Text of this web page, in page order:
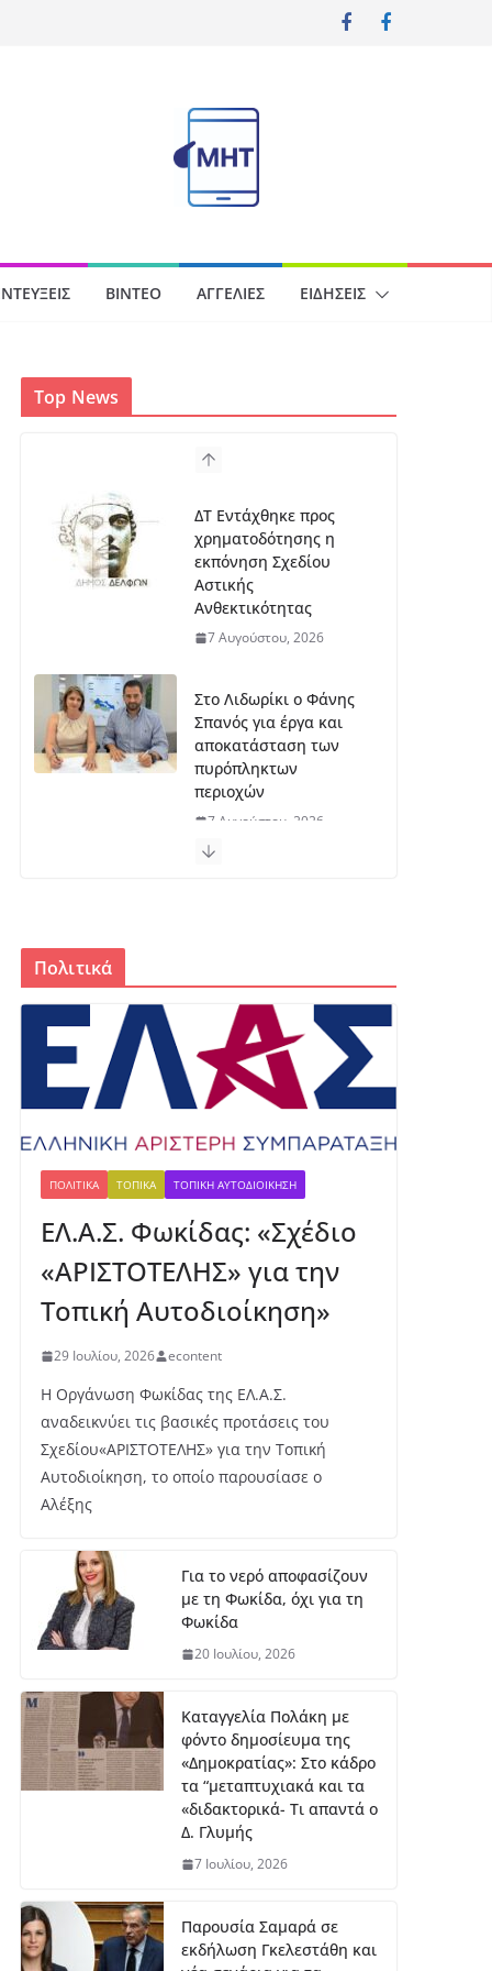
ΒΊΝΤΕΟ ΑΓΓΕΛΊΕΣ ΕΙΔΉΣΕΙΣ
Top News
ΔΤ Εντάχθηκε προς
χρηματοδότησης η
εκπόνηση Σχεδίου
Αστικής
Ανθεκτικότητας
7 Αυγούστου, 2026
Στο Λιδωρίκι ο Φάνης
Σπανός για έργα και
αποκατάσταση των
πυρόπληκτων
περιοχών
7 Αυγούστου, 2026
6 Αυγούστου, 2026
Ο Φωκικός
παρουσιάζει την
Παρασκευή τη νέα του
εμφάνιση στην
Πλατεία Κεχαγιά
350.000 ευρώ για
χορτοκοπή, αλλά τα
συνεργεία βγήκαν
στους δρόμους στις 13
Ιουλίου
6 Αυγούστου, 2026
Ασ
ημ
λλ
ιο
γι
α
τη
ητ
ρο
Πολιτικά
ΠΟΛΙΤΙΚΆ ΤΟΠΙΚΆ ΤΟΠΙΚΉ ΑΥΤΟΔΙΟΊΚΗΣΗ
ΕΛ.Α.Σ. Φωκίδας: «Σχέδιο
«ΑΡΙΣΤΟΤΕΛΗΣ» για την
Τοπική Αυτοδιοίκηση»
29 Ιουλίου, 2026 econtent
Η Οργάνωση Φωκίδας της ΕΛ.Α.Σ.
αναδεικνύει τις βασικές προτάσεις του
Σχεδίου«ΑΡΙΣΤΟΤΕΛΗΣ» για την Τοπική
Αυτοδιοίκηση, το οποίο παρουσίασε ο
Αλέξης
Για το νερό αποφασίζουν
με τη Φωκίδα, όχι για τη
Φωκίδα
20 Ιουλίου, 2026
Καταγγελία Πολάκη με
φόντο δημοσίευμα της
«Δημοκρατίας»: Στο κάδρο
τα “μεταπτυχιακά και τα
«διδακτορικά- Τι απαντά ο
Δ. Γλυμής
7 Ιουλίου, 2026
Παρουσία Σαμαρά σε
εκδήλωση Γκελεστάθη και